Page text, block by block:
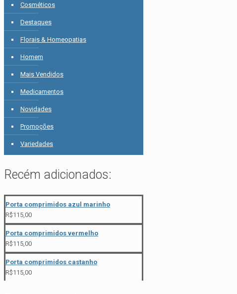
Cosméticos
Destaques
Florais & Homeopatias
Homem
Mais Vendidos
Medicamentos
Novidades
Promoções
Variedades
Recém adicionados:
Porta comprimidos azul marinho
R$115,00
Porta comprimidos vermelho
R$115,00
Porta comprimidos castanho
R$115,00